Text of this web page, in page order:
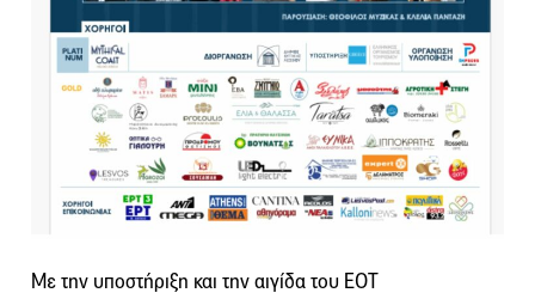
Με την υποστήριξη και την αιγίδα του ΕΟΤ